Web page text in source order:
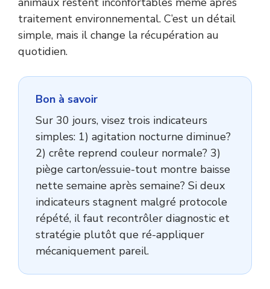
traitement environnemental. C’est un détail
simple, mais il change la récupération au
quotidien.
Bon à savoir
Sur 30 jours, visez trois indicateurs
simples: 1) agitation nocturne diminue?
2) crête reprend couleur normale? 3)
piège carton/essuie-tout montre baisse
nette semaine après semaine? Si deux
indicateurs stagnent malgré protocole
répété, il faut recontrôler diagnostic et
stratégie plutôt que ré-appliquer
mécaniquement pareil.